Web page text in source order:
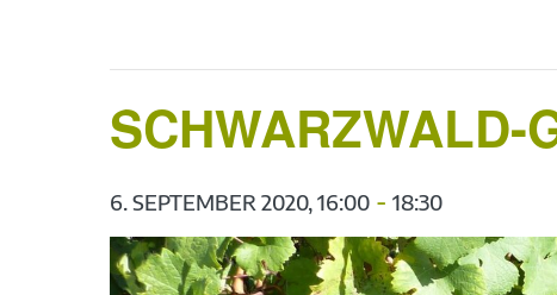
SCHWARZWALD-
6. SEPTEMBER 2020, 16:00- 18:30